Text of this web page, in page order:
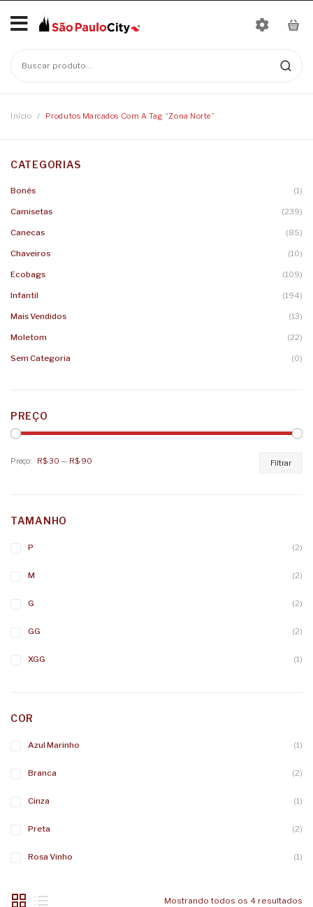
Bonés
Baby Look
Moletons
Camisetas Infantis
Chaveiros
Ecobags
Início / Produtos Marcados Com A Tag “zona Norte”
CATEGORIAS
Bonés (1)
Camisetas (239)
Canecas (85)
Chaveiros (10)
Ecobags (109)
Infantil (194)
Mais Vendidos (13)
Moletom (22)
Sem Categoria (0)
PREÇO
Filtrar
Preço: R$ 30 — R$ 90
TAMANHO
P (2)
M (2)
G (2)
GG (2)
XGG (1)
COR
Azul Marinho (1)
Branca (2)
Cinza (1)
Preta (2)
Rosa Vinho (1)
Mostrando todos os 4 resultados